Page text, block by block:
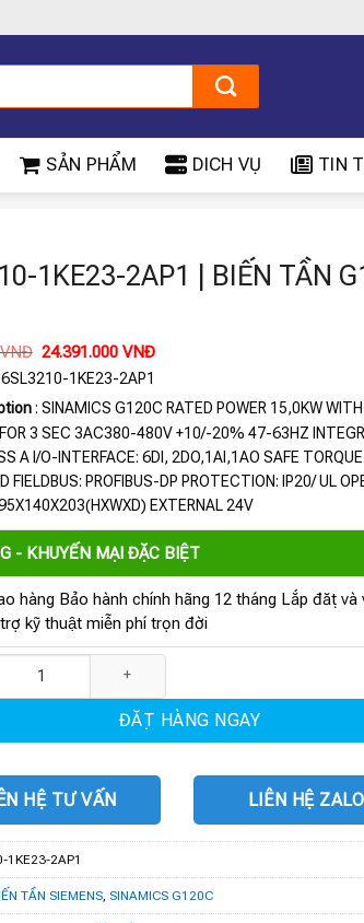
SẢN PHẨM DICH VỤ TIN
1KE23-2AP1 | BIẾN TẦN
VNĐ Giá
gốc
là:
40.652.000 VNĐ.
24.391.000VNĐGiá
là:
24.391.000 VNĐ.
1KE23-2AP1
: SINAMICS G120C RATED POWER 15,0KW
3 SEC 3AC380-480V +10/-20% 47-63HZ
A I/O-INTERFACE: 6DI, 2DO,1AI,1AO SAFE TORQUE
FIELDBUS: PROFIBUS-DP PROTECTION: IP20/ UL
EXTERNAL 24V
- KHUYẾN MẠI ĐẶC BIỆT
hàng Bảo hành chính hãng 12 tháng Lắp đặt và
kỹ thuật miễn phí trọn đời
ĐẶT HÀNG NGAY
HỆ TƯ VẤN LIÊN HỆ ZALO
1KE23-2AP1
TẦN SIEMENS, SINAMICS G120C